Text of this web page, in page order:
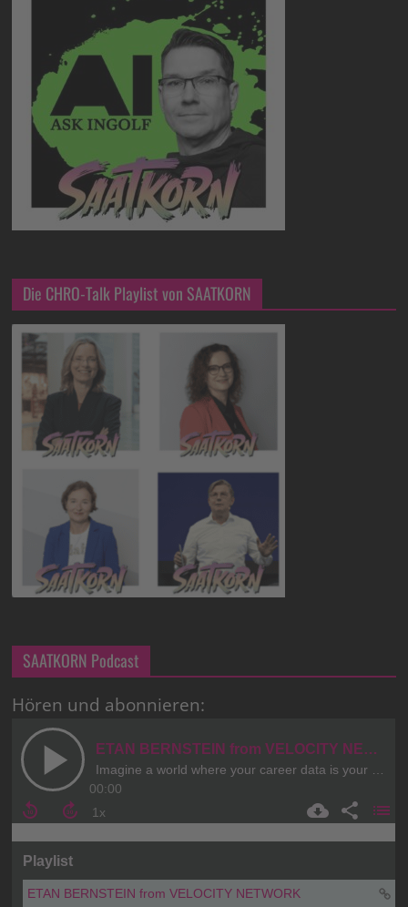
Die CHRO-Talk Playlist von SAATKORN
SAATKORN Podcast
Hören und abonnieren: